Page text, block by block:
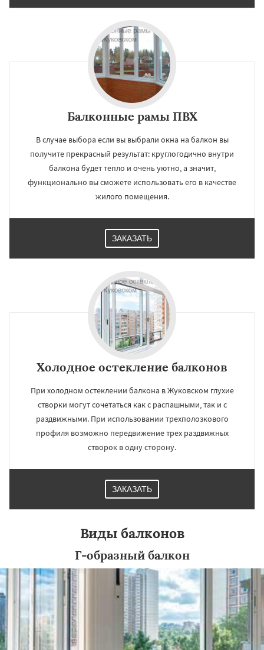
Балконные рамы ПВХ
В случае выбора если вы выбрали окна на балкон вы
получите прекрасный результат: круглогодично внутри
балкона будет тепло и очень уютно, а значит,
функционально вы сможете использовать его в качестве
жилого помещения.
ЗАКАЗАТЬ
Холодное остекление балконов
При холодном остеклении балкона в Жуковском глухие
створки могут сочетаться как с распашными, так и с
раздвижными. При использовании трехполозкового
профиля возможно передвижение трех раздвижных
створок в одну сторону.
ЗАКАЗАТЬ
Виды балконов
Г-образный балкон